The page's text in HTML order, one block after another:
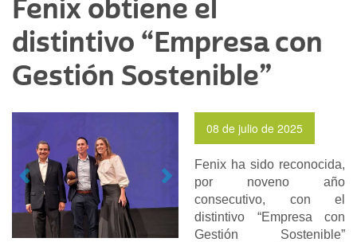
Fenix obtiene el
distintivo “Empresa con
Gestión Sostenible”
Previous Next
08 de julio de 2025
Fenix ha sido reconocida,
por noveno año
consecutivo, con el
distintivo “Empresa con
Gestión Sostenible”